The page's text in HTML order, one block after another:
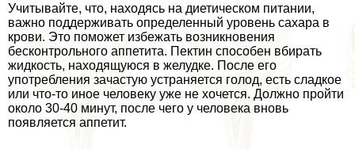
Учитывайте, что, находясь на диетическом питании,
важно поддерживать определенный уровень сахара в
крови. Это поможет избежать возникновения
бесконтрольного аппетита. Пектин способен вбирать
жидкость, находящуюся в желудке. После его
употрeбления зачастую устраняется голод, есть сладкое
или что-то иное человеку уже не хочется. Должно пройти
около 30-40 минут, после чего у человека вновь
появляется аппетит.